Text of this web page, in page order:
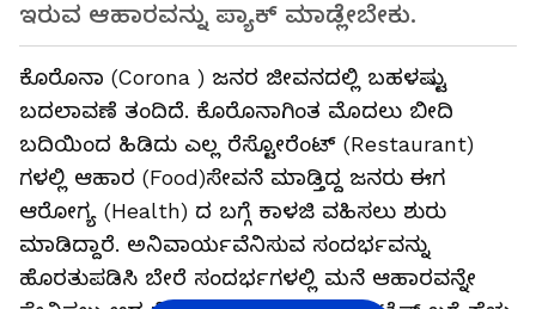
ಇರುವ ಆಹಾರವನ್ನು ಪ್ಯಾಕ್ ಮಾಡ್ಲೇಬೇಕು.
ಕೊರೊನಾ (Corona ) ಜನರ ಜೀವನದಲ್ಲಿ ಬಹಳಷ್ಟು
ಬದಲಾವಣೆ ತಂದಿದೆ. ಕೊರೊನಾಗಿಂತ ಮೊದಲು ಬೀದಿ
ಬದಿಯಿಂದ ಹಿಡಿದು ಎಲ್ಲ ರೆಸ್ಟೋರೆಂಟ್ (Restaurant)
ಗಳಲ್ಲಿ ಆಹಾರ (Food)ಸೇವನೆ ಮಾಡ್ತಿದ್ದ ಜನರು ಈಗ
ಆರೋಗ್ಯ (Health) ದ ಬಗ್ಗೆ ಕಾಳಜಿ ವಹಿಸಲು ಶುರು
ಮಾಡಿದ್ದಾರೆ. ಅನಿವಾರ್ಯವೆನಿಸುವ ಸಂದರ್ಭವನ್ನು
ಹೊರತುಪಡಿಸಿ ಬೇರೆ ಸಂದರ್ಭಗಳಲ್ಲಿ ಮನೆ ಆಹಾರವನ್ನೇ